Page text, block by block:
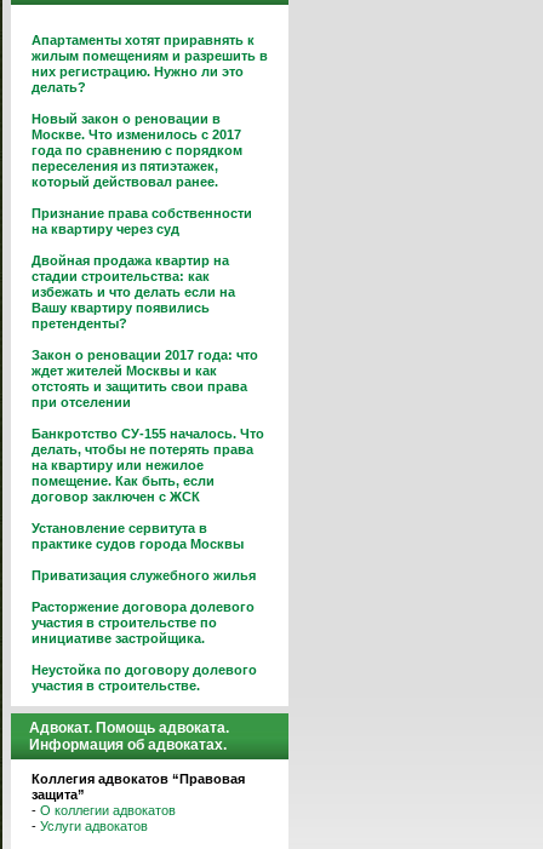
Апартаменты хотят приравнять к
жилым помещениям и разрешить в
них регистрацию. Нужно ли это
делать?
Новый закон о реновации в
Москве. Что изменилось с 2017
года по сравнению с порядком
переселения из пятиэтажек,
который действовал ранее.
Признание права собственности
на квартиру через суд
Двойная продажа квартир на
стадии строительства: как
избежать и что делать если на
Вашу квартиру появились
претенденты?
Закон о реновации 2017 года: что
ждет жителей Москвы и как
отстоять и защитить свои права
при отселении
Банкротство СУ-155 началось. Что
делать, чтобы не потерять права
на квартиру или нежилое
помещение. Как быть, если
договор заключен с ЖСК
Установление сервитута в
практике судов города Москвы
Приватизация служебного жилья
Расторжение договора долевого
участия в строительстве по
инициативе застройщика.
Неустойка по договору долевого
участия в строительстве.
Адвокат. Помощь адвоката.
Информация об адвокатах.
Коллегия адвокатов “Правовая
защита”
- О коллегии адвокатов
- Услуги адвокатов